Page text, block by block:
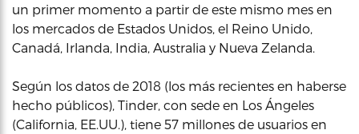
un primer momento a partir de este mismo mes en
los mercados de Estados Unidos, el Reino Unido,
Canadá, Irlanda, India, Australia y Nueva Zelanda.
Según los datos de 2018 (los más recientes en haberse
hecho públicos), Tinder, con sede en Los Ángeles
(California, EE.UU.), tiene 57 millones de usuarios en